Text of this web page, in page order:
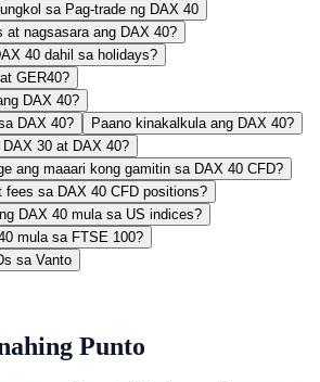
sa Pag-trade ng DAX 40
at nagsasara ang DAX 40?
40 dahil sa holidays?
GER40?
DAX 40?
DAX 40?
Paano kinakalkula ang DAX 40?
30 at DAX 40?
ang maaari kong gamitin sa DAX 40 CFD?
fees sa DAX 40 CFD positions?
DAX 40 mula sa US indices?
mula sa FTSE 100?
sa Vanto
Punto